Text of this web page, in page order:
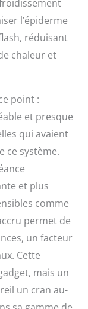
l’épiderme
réduisant
chaleur et
point :
et presque
qui avaient
ce système.
et plus
comme
permet de
un facteur
Cette
mais un
un cran au-